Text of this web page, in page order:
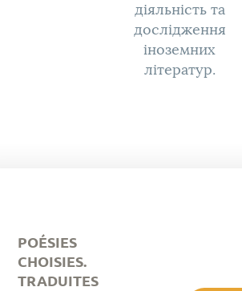
діяльність та
дослідження
іноземних
літератур.
POÉSIES
CHOISIES.
TRADUITES